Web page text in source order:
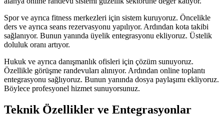
Spor ve ayrıca fitness merkezleri için sistem kuruyoruz. Öncelikle
ders ve ayrıca seans rezervasyonu yapılıyor. Ardından kota takibi
sağlanıyor. Bunun yanında üyelik entegrasyonu ekliyoruz. Üstelik
doluluk oranı artıyor.
Hukuk ve ayrıca danışmanlık ofisleri için çözüm sunuyoruz.
Özellikle görüşme randevuları alınıyor. Ardından online toplantı
entegrasyonu sağlıyoruz. Bunun yanında dosya paylaşımı ekliyoruz.
Böylece profesyonel hizmet sunuyorsunuz.
Teknik Özellikler ve Entegrasyonlar